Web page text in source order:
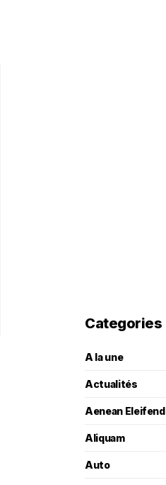
Categories
A la une
Actualités
Aenean Eleifend
Aliquam
Auto